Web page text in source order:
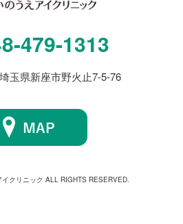
479-1313
玉県新座市野火止7-5-76
クリニック ALL RIGHTS RESERVED.